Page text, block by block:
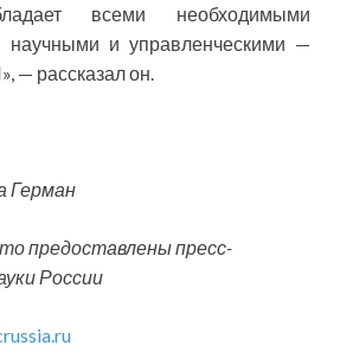
всеми необходимыми
научными и управленческими —
— рассказал он.
Герман
предоставлены пресс-
России